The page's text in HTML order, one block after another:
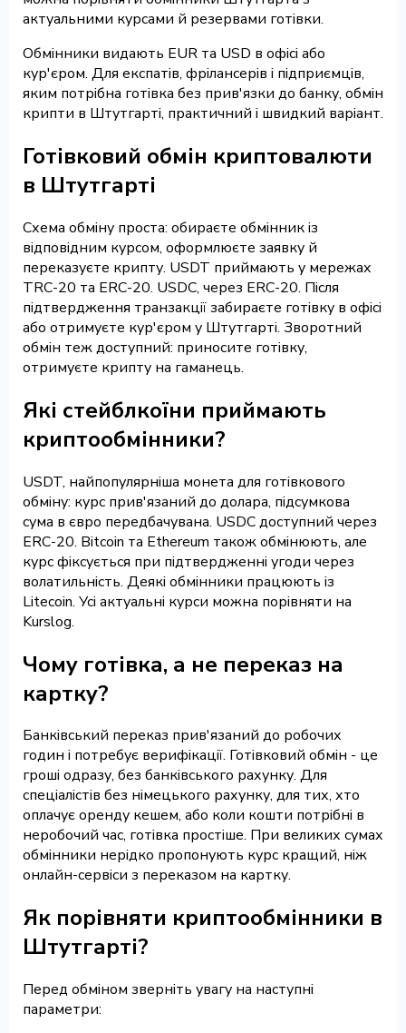
актуальними курсами й резервами готівки.
Обмінники видають EUR та USD в офісі або
кур'єром. Для експатів, фрілансерів і підприємців,
яким потрібна готівка без прив'язки до банку, обмін
крипти в Штутгарті, практичний і швидкий варіант.
Готівковий обмін криптовалюти
в Штутгарті
Схема обміну проста: обираєте обмінник із
відповідним курсом, оформлюєте заявку й
переказуєте крипту. USDT приймають у мережах
TRC-20 та ERC-20. USDC, через ERC-20. Після
підтвердження транзакції забираєте готівку в офісі
або отримуєте кур'єром у Штутгарті. Зворотний
обмін теж доступний: приносите готівку,
отримуєте крипту на гаманець.
Які стейблкоїни приймають
криптообмінники?
USDT, найпопулярніша монета для готівкового
обміну: курс прив'язаний до долара, підсумкова
сума в євро передбачувана. USDC доступний через
ERC-20. Bitcoin та Ethereum також обмінюють, але
курс фіксується при підтвердженні угоди через
волатильність. Деякі обмінники працюють із
Litecoin. Усі актуальні курси можна порівняти на
Kurslog.
Чому готівка, а не переказ на
картку?
Банківський переказ прив'язаний до робочих
годин і потребує верифікації. Готівковий обмін - це
гроші одразу, без банківського рахунку. Для
спеціалістів без німецького рахунку, для тих, хто
оплачує оренду кешем, або коли кошти потрібні в
неробочий час, готівка простіше. При великих сумах
обмінники нерідко пропонують курс кращий, ніж
онлайн-сервіси з переказом на картку.
Як порівняти криптообмінники в
Штутгарті?
Перед обміном зверніть увагу на наступні
параметри: